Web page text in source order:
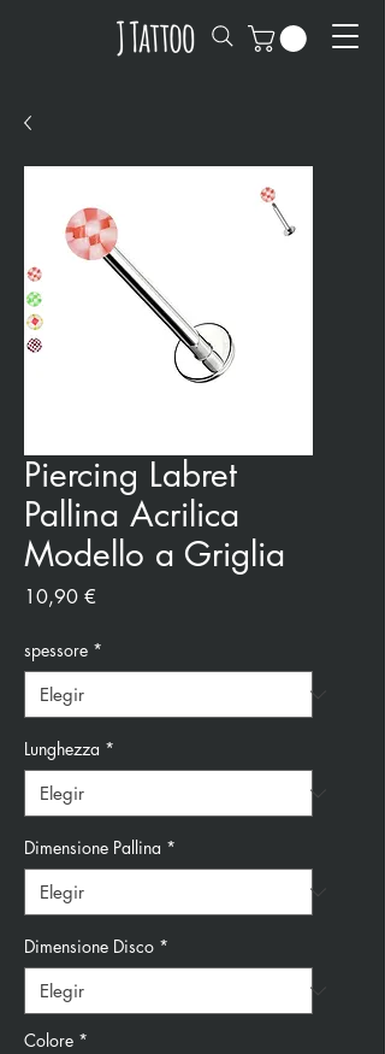
Piercing Labret
Pallina Acrilica
Modello a Griglia
10,90 €
spessore *
Lunghezza *
Dimensione Pallina *
Dimensione Disco *
Colore *